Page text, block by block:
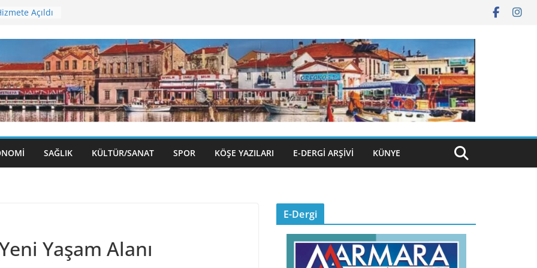
Açıldı
SAĞLIK KÜLTÜR/SANAT SPOR KÖŞE YAZILARI E-DERGI ARŞIVI KÜNYE
Yaşam Alanı
E-Dergi